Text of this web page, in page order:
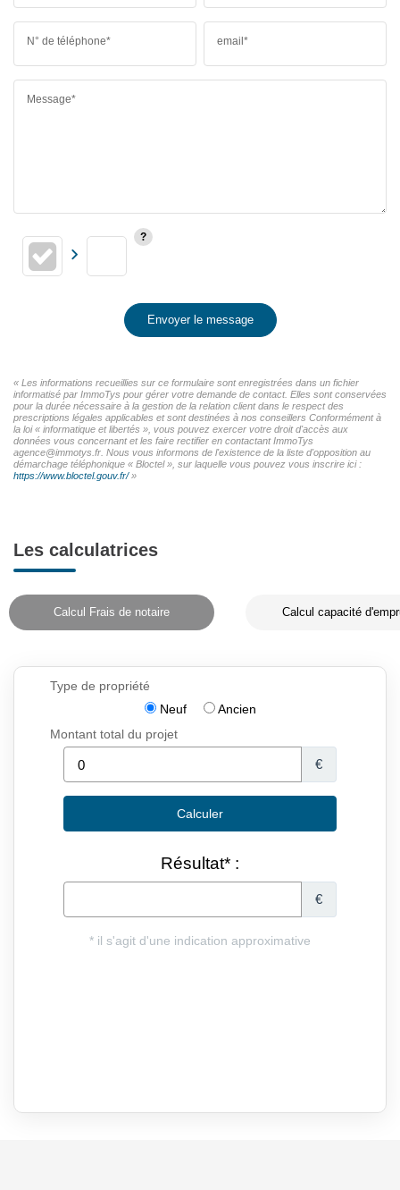
N° de téléphone* email*
Message*
Envoyer le message
« Les informations recueillies sur ce formulaire sont enregistrées dans un fichier
informatisé par ImmoTys pour gérer votre demande de contact. Elles sont conservées
pour la durée nécessaire à la gestion de la relation client dans le respect des
prescriptions légales applicables et sont destinées à nos conseillers Conformément à
la loi « informatique et libertés », vous pouvez exercer votre droit d'accès aux
données vous concernant et les faire rectifier en contactant ImmoTys
agence@immotys.fr. Nous vous informons de l'existence de la liste d'opposition au
démarchage téléphonique « Bloctel », sur laquelle vous pouvez vous inscrire ici :
https://www.bloctel.gouv.fr/»
Les calculatrices
Calcul Frais de notaire Calcul capacité